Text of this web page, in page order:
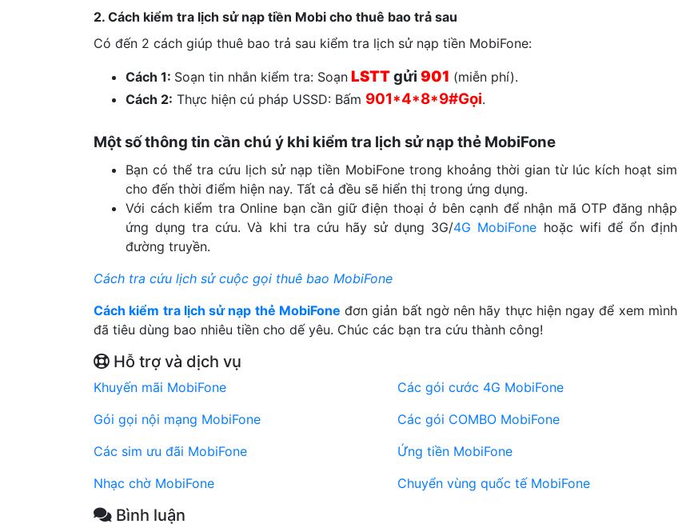
2. Cách kiểm tra lịch sử nạp tiền Mobi cho thuê bao trả sau
Có đến 2 cách giúp thuê bao trả sau kiểm tra lịch sử nạp tiền MobiFone:
Cách 1: Soạn tin nhắn kiểm tra: Soạn LSTTgửi 901 (miễn phí).
Cách 2: Thực hiện cú pháp USSD: Bấm 901*4*8*9#Gọi.
Một số thông tin cần chú ý khi kiểm tra lịch sử nạp thẻ MobiFone
Bạn có thể tra cứu lịch sử nạp tiền MobiFone trong khoảng thời gian từ lúc kích hoạt sim
cho đến thời điểm hiện nay. Tất cả đều sẽ hiển thị trong ứng dụng.
Với cách kiểm tra Online bạn cần giữ điện thoại ở bên cạnh để nhận mã OTP đăng nhập
ứng dụng tra cứu. Và khi tra cứu hãy sử dụng 3G/4G MobiFone hoặc wifi để ổn định
đường truyền.
Cách tra cứu lịch sử cuộc gọi thuê bao MobiFone
Cách kiểm tra lịch sử nạp thẻ MobiFone đơn giản bất ngờ nên hãy thực hiện ngay để xem mình
đã tiêu dùng bao nhiêu tiền cho dế yêu. Chúc các bạn tra cứu thành công!
Hỗ trợ và dịch vụ
Khuyến mãi MobiFone
Các gói cước 4G MobiFone
Gói gọi nội mạng MobiFone
Các gói COMBO MobiFone
Các sim ưu đãi MobiFone
Ứng tiền MobiFone
Nhạc chờ MobiFone
Chuyển vùng quốc tế MobiFone
Bình luận